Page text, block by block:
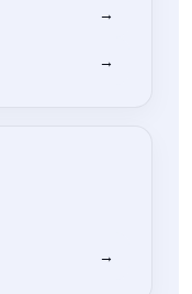
→
→
→